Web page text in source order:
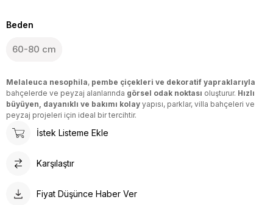
Beden
60-80 cm
Melaleuca nesophila, pembe çiçekleri ve dekoratif yapraklarıyla
bahçelerde ve peyzaj alanlarında görsel odak noktası oluşturur. Hızlı
büyüyen, dayanıklı ve bakımı kolay yapısı, parklar, villa bahçeleri ve
peyzaj projeleri için ideal bir tercihtir.
İstek Listeme Ekle
Karşılaştır
Fiyat Düşünce Haber Ver